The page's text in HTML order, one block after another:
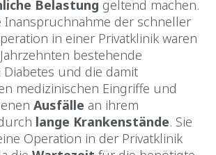
Belastung geltend machen.
Inanspruchnahme der schneller
in einer Privatklinik waren
bestehende
Diabetes und die damit
medizinischen Eingriffe und
Ausfälle an ihrem
lange Krankenstände. Sie
Operation in der Privatklinik